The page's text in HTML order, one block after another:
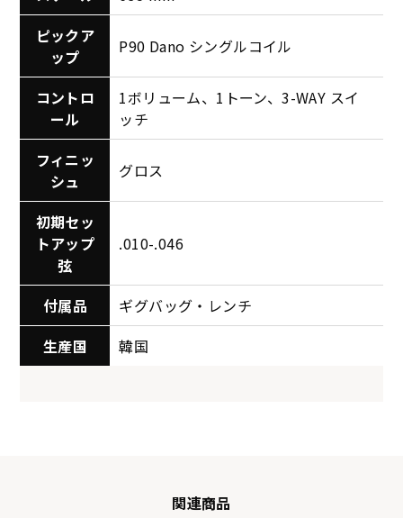
ピックア
ップ
P90 Dano シングルコイル
コントロ
ール
1ボリューム、1トーン、3-WAY スイ
ッチ
フィニッ
シュ
グロス
初期セッ
トアップ
弦
.010-.046
付属品
ギグバッグ・レンチ
生産国
韓国
関連商品